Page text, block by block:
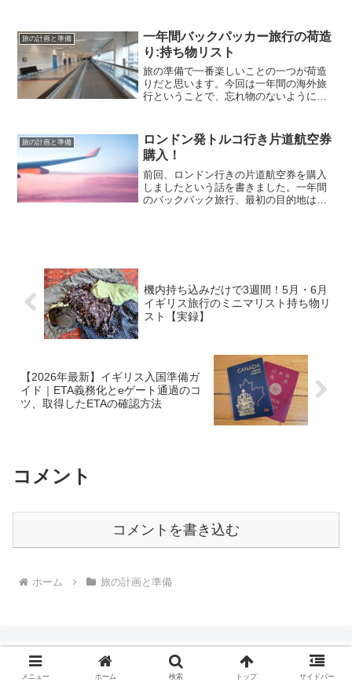
スマホの容量を気にせず自動でバックア
ップしてくれ...
旅の計画と準備
一年間バックパッカー旅行の荷造
り:持ち物リスト
旅の準備で一番楽しいことの一つが荷造
りだと思います。今回は一年間の海外旅
行ということで、忘れ物のないように、
の旅物、持っていくものはあまり変わら
ないんですよね。一年間バッ...
旅の計画と準備
ロンドン発トルコ行き片道航空券
購入！
前回、ロンドン行きの片道航空券を購入
しましたという話を書きました。一年間
のバックパック旅行、最初の目的地はイ
機内持ち込みだけで3週間！5月・6月
イギリス旅行のミニマリスト持ち物リ
スト【実録】
【2026年最新】イギリス入国準備ガ
イド｜ETA義務化とeゲート通過のコ
ツ、取得したETAの確認方法
コメント
コメントを書き込む
ホーム 旅の計画と準備
メニュー ホーム 検索 トップ サイドバー